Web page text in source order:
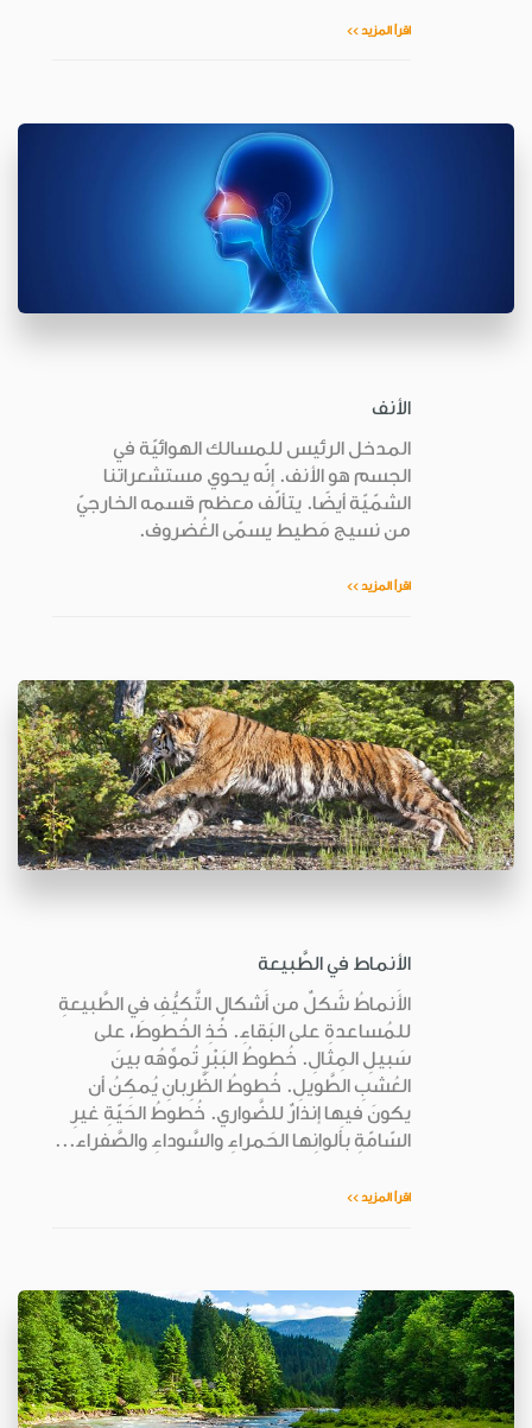
اقرأ المزيد >>
الأنف
المدخل الرئيس للمسالك الهوائيّة في
الجسم هو الأنف. إنّه يحوي مستشعراتنا
الشمّيّة أيضًا. يتألّف معظم قسمه الخارجيّ
من نسيج مَطيط يسمّى الغُضروف.
اقرأ المزيد >>
الأنماط في الطَّبيعة
الأَنماطُ شَكلٌ من أَشكالِ التَّكيُّفِ في الطَّبيعةِ
للمُساعدةِ على البَقاءِ. خُذِ الخُطوطَ، على
سَبيلِ المِثالِ. خُطوطُ البَبْرِ تُموِّهُه بينَ
العُشبِ الطَّويلِ. خُطوطُ الظَّرِبانِ يُمكِنُ أن
يكونَ فيها إنذارٌ للضَّواري. خُطوطُ الحَيّةِ غيرِ
السّامّةِ بأَلوانِها الحَمراءِ والسَّوداءِ والصَّفراء...
اقرأ المزيد >>